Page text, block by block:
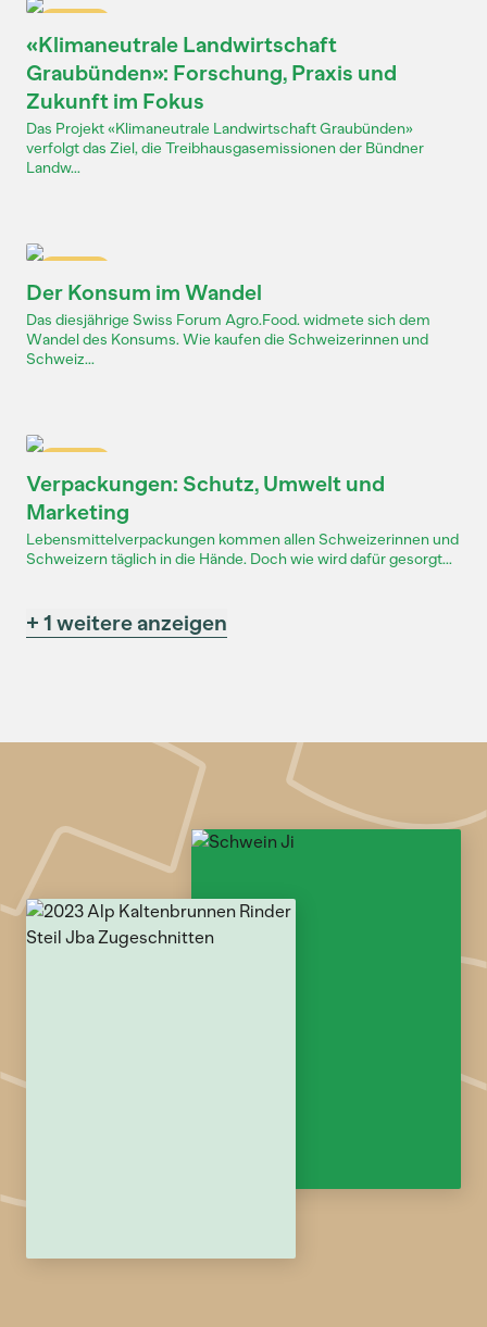
«Klimaneutrale Landwirtschaft
Graubünden»: Forschung, Praxis und
Zukunft im Fokus
Das Projekt «Klimaneutrale Landwirtschaft Graubünden»
verfolgt das Ziel, die Treibhausgasemissionen der Bündner
Landw...
Der Konsum im Wandel
Das diesjährige Swiss Forum Agro.Food. widmete sich dem
Wandel des Konsums. Wie kaufen die Schweizerinnen und
Schweiz...
Verpackungen: Schutz, Umwelt und
Marketing
Lebensmittelverpackungen kommen allen Schweizerinnen und
Schweizern täglich in die Hände. Doch wie wird dafür gesorgt...
+ 1 weitere anzeigen